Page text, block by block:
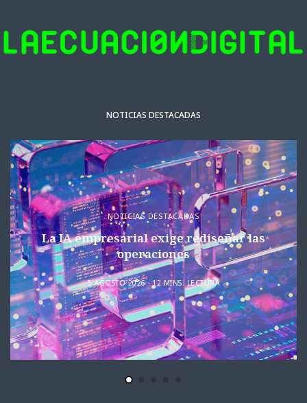
NOTICIAS DESTACADAS
NOTICIAS DESTACADAS
La IA empresarial exige rediseñar las
operaciones
5 AGOSTO 2026 12 MINS. LECTURA